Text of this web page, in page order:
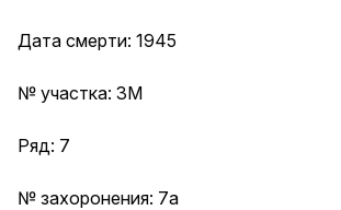
Дата смерти: 1945
№ участка: 3М
Ряд: 7
№ захоронения: 7а